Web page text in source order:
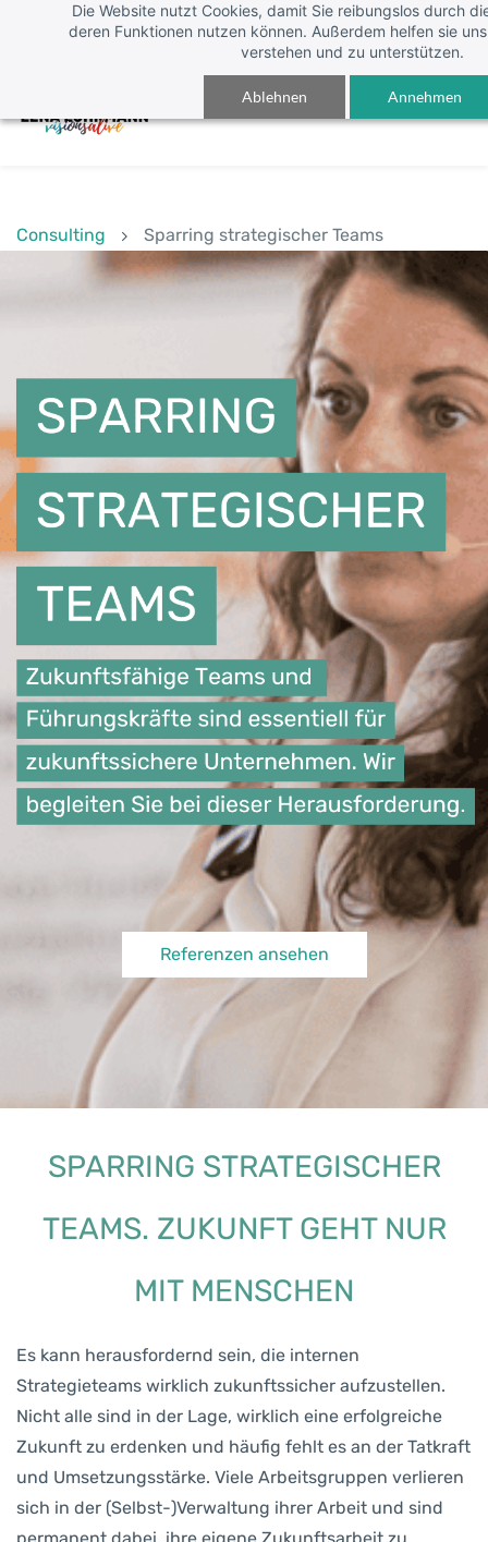
Die Website nutzt Cookies, damit Sie reibungslos durch
deren Funktionen nutzen können. Außerdem helfen sie
verstehen und zu unterstützen.
Ablehnen Annehmen
Anmelden
Consulting Sparring strategischer Teams
Referenzen ansehen
SPARRING STRATEGISCHER
TEAMS. ZUKUNFT GEHT NUR
MIT MENSCHEN
Es kann herausfordernd sein, die internen
Strategieteams wirklich zukunftssicher aufzustellen.
Nicht alle sind in der Lage, wirklich eine erfolgreiche
Zukunft zu erdenken und häufig fehlt es an der Tatkraft
und Umsetzungsstärke. Viele Arbeitsgruppen verlieren
sich in der (Selbst-)Verwaltung ihrer Arbeit und sind